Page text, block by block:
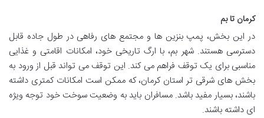
کرمان تا بم
در این بخش، پمپ بنزین ها و مجتمع های رفاهی در طول جاده قابل
دسترسی هستند. شهر بم، با ارگ تاریخی خود، امکانات اقامتی و غذایی
مناسبی برای یک توقف فراهم می کند. این توقف می تواند قبل از ورود به
بخش های شرقی تر استان کرمان، که ممکن است امکانات کمتری داشته
باشند، بسیار مفید باشد. مسافران باید به وضعیت سوخت خود توجه ویژه
ای داشته باشند.